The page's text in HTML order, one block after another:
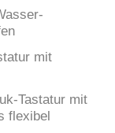
mit
Tastatur mit
flexibel